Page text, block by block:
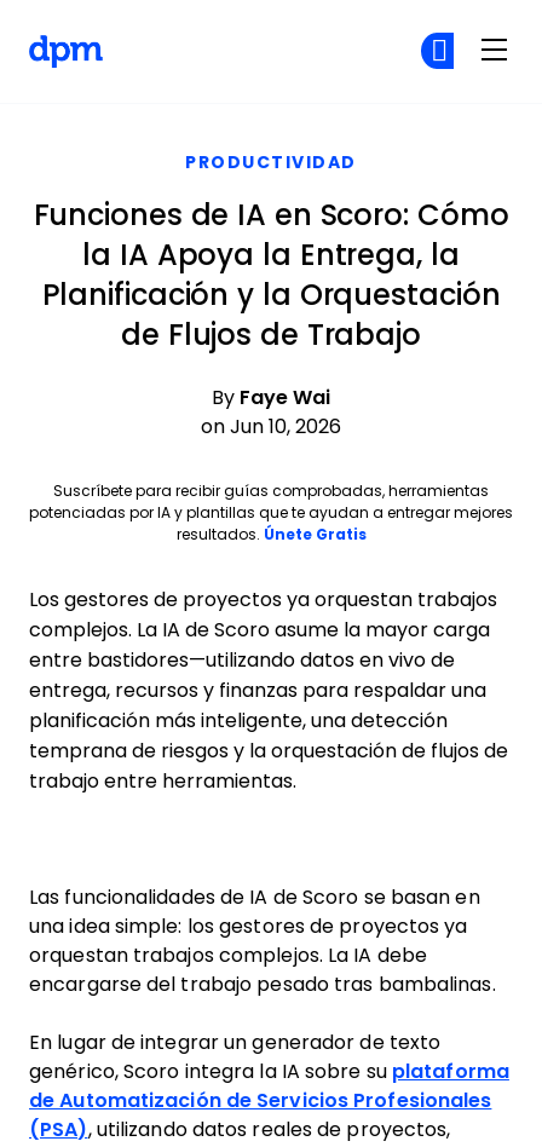
PRODUCTIVIDAD
Funciones de IA en Scoro: Cómo
la IA Apoya la Entrega, la
Planificación y la Orquestación
de Flujos de Trabajo
By Faye Wai
on Jun 10, 2026
Suscríbete para recibir guías comprobadas, herramientas
potenciadas por IA y plantillas que te ayudan a entregar mejores
resultados. Únete GratisOpens new window
Los gestores de proyectos ya orquestan trabajos
complejos. La IA de Scoro asume la mayor carga
entre bastidores—utilizando datos en vivo de
entrega, recursos y finanzas para respaldar una
planificación más inteligente, una detección
temprana de riesgos y la orquestación de flujos de
trabajo entre herramientas.
Las funcionalidades de IA de Scoro se basan en
una idea simple: los gestores de proyectos ya
orquestan trabajos complejos. La IA debe
encargarse del trabajo pesado tras bambalinas.
En lugar de integrar un generador de texto
genérico, Scoro integra la IA sobre su plataforma
de Automatización de Servicios Profesionales
(PSA), utilizando datos reales de proyectos,